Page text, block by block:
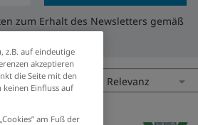
zum Erhalt des Newsletters gemäß
z.B. auf eindeutige
akzeptieren
die Seite mit den
Einfluss auf
am Fuß der